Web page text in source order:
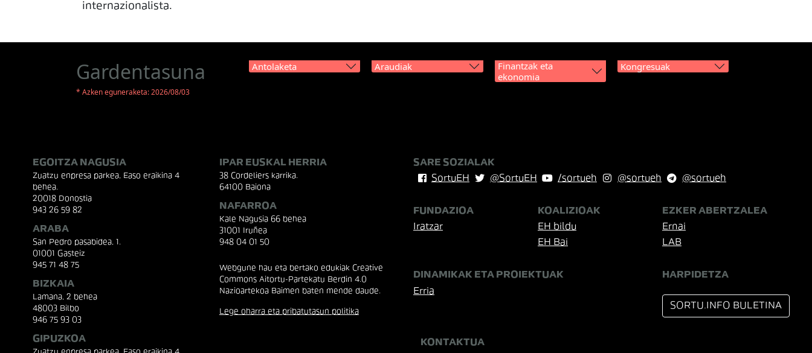
internazionalista.
Gardentasuna
* Azken eguneraketa: 2026/08/03
Antolaketa Araudiak
Finantzak eta
ekonomia
Kongresuak
EGOITZA NAGUSIA
Zuatzu enpresa parkea, Easo eraikina 4
behea.
20018 Donostia
943 26 59 82
ARABA
San Pedro pasabidea, 1.
01001 Gasteiz
945 71 48 75
BIZKAIA
Lamana, 2 behea
48003 Bilbo
946 75 93 03
GIPUZKOA
IPAR EUSKAL HERRIA
38 Cordeliers karrika.
64100 Baiona
NAFARROA
Kale Nagusia 66 behea
31001 Iruñea
948 04 01 50
Webgune hau eta bertako edukiak Creative
Commons Aitortu-Partekatu Berdin 4.0
Nazioartekoa Baimen baten mende daude.
Lege oharra eta pribatutasun politika
SARE SOZIALAK
SortuEH
@SortuEH /sortueh @sortueh @sortueh
FUNDAZIOA
Iratzar
KOALIZIOAK
EH bildu
EH Bai
EZKER ABERTZALEA
Ernai
LAB
DINAMIKAK ETA PROIEKTUAK
Erria
HARPIDETZA
SORTU.INFO BULETINA
KONTAKTUA